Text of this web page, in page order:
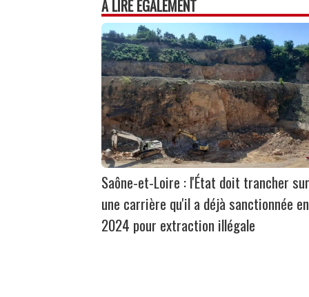
À LIRE ÉGALEMENT
Saône-et-Loire : l'État doit trancher sur
une carrière qu'il a déjà sanctionnée en
2024 pour extraction illégale